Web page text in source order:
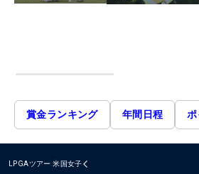
賞金ランキング 年間日程
LPGAツアー 米国女子